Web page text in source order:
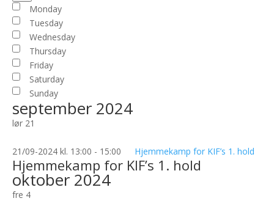
filterClose
Dag
Monday
Tuesday
Wednesday
Thursday
Friday
Saturday
Sunday
september 2024
lør 21
21/09-2024 kl. 13:00 - 15:00 Hjemmekamp for KIF’s 1. hold
Hjemmekamp for KIF’s 1. hold
oktober 2024
fre 4